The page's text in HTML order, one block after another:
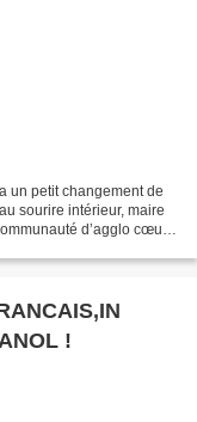
un petit changement de
sourire intérieur, maire
d’agglo cœur
!